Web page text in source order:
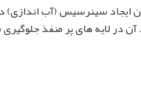
ایجاد سینرسیس (آب